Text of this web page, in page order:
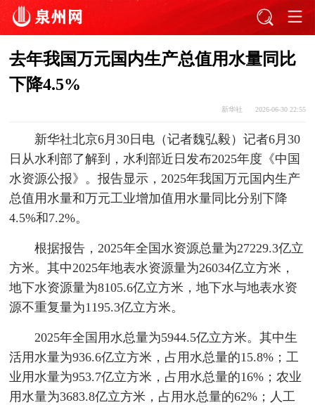
去年我国万元国内生产总值用水量同比
下降4.5%
新华社 2026-06-30 22:55
新华社北京6月30日电（记者魏弘毅）记者6月30
日从水利部了解到，水利部近日发布2025年度《中国
水资源公报》。报告显示，2025年我国万元国内生产
总值用水量和万元工业增加值用水量同比分别下降
4.5%和7.2%。
根据报告，2025年全国水资源总量为27229.3亿立
方米。其中2025年地表水资源量为26034亿立方米，
地下水资源量为8105.6亿立方米，地下水与地表水资
源不重复量为1195.3亿立方米。
2025年全国用水总量为5944.5亿立方米。其中生
活用水量为936.6亿立方米，占用水总量的15.8%；工
业用水量为953.7亿立方米，占用水总量的16%；农业
用水量为3683.8亿立方米，占用水总量的62%；人工